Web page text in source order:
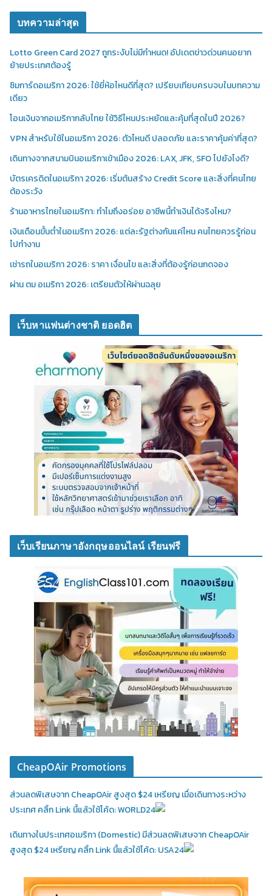
บทความล่าสุด
Lotto Green Card 2027 ถูกระงับไม่มีกำหนด! อัปเดตข่าวด่วนคนอยาก
ย้ายประเทศต้องรู้
ซิมการ์ดอเมริกา 2026: ใช้ยี่ห้อไหนดีที่สุด? เปรียบเทียบครบจบในบทความ
เดียว
โอนเงินจากอเมริกากลับไทย ใช้วิธีไหนประหยัดและคุ้มที่สุดในปี 2026?
VPN สำหรับใช้ในอเมริกา 2026: ตัวไหนดี ปลอดภัย และราคาคุ้มค่าที่สุด?
เดินทางจากสนามบินอเมริกาเข้าเมือง 2026: LAX, JFK, SFO ไปยังไงดี?
บัตรเครดิตในอเมริกา 2026: เริ่มต้นสร้าง Credit Score และสิ่งที่คนไทย
ต้องระวัง
ร้านอาหารไทยในอเมริกา: ทำไมถึงอร่อย อาชีพนี้ทำเงินได้จริงไหม?
เงินเดือนขั้นต่ำในอเมริกา 2026: แต่ละรัฐต่างกันแค่ไหน คนไทยควรรู้ก่อน
ไปทำงาน
เช่ารถในอเมริกา 2026: ราคา เงื่อนไข และสิ่งที่ต้องรู้ก่อนกดจอง
ผ่าน ตม อเมริกา 2026: เตรียมตัวให้ผ่านฉลุย
เว็บหาแฟนต่างชาติ ยอดฮิต
เว็บเรียนภาษาอังกฤษออนไลน์ เรียนฟรี
CheapOAir Promotions
ส่วนลดพิเสษจาก CheapOAir สูงสุด $24 เหรียญ เมื่อเดินทางระหว่าง
ประเทศ คลิ้ก Link นี้แล้วใช้โค้ด: WORLD24
เดินทางในประเทศอเมริกา (Domestic)มีส่วนลดพิเสษจาก CheapOAir
สูงสุด $24 เหรียญ คลิ้ก Link นี้แล้วใช้โค้ด: USA24